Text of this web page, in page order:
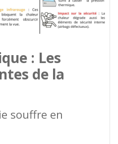
: Les
de la
souffre en